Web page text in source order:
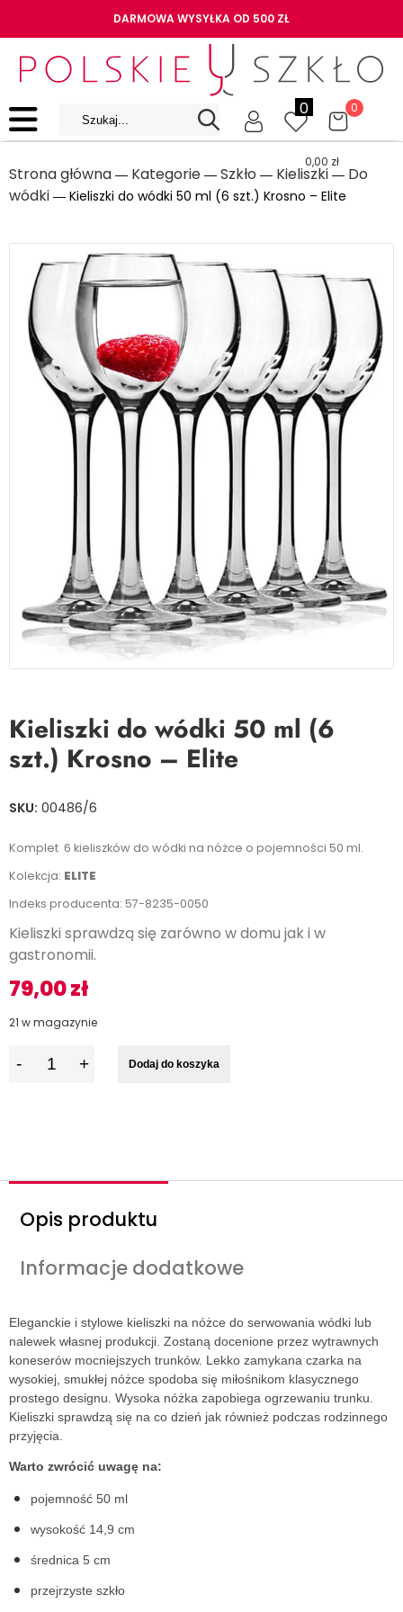
DARMOWA WYSYŁKA OD 500 ZŁ
0 0
0,00 zł
Strona główna ― Kategorie ― Szkło ― Kieliszki ― Do
wódki ― Kieliszki do wódki 50 ml (6 szt.) Krosno – Elite
Kieliszki do wódki 50 ml (6
szt.) Krosno – Elite
SKU: 00486/6
Komplet 6 kieliszków do wódki na nóżce o pojemności 50 ml.
Kolekcja: ELITE
Indeks producenta: 57-8235-0050
Kieliszki sprawdzą się zarówno w domu jak i w
gastronomii.
79,00zł
21 w magazynie
Dodaj do koszyka
Opis produktu
Informacje dodatkowe
Eleganckie i stylowe kieliszki na nóżce do serwowania wódki lub
nalewek własnej produkcji. Zostaną docenione przez wytrawnych
koneserów mocniejszych trunków. Lekko zamykana czarka na
wysokiej, smukłej nóżce spodoba się miłośnikom klasycznego
prostego designu. Wysoka nóżka zapobiega ogrzewaniu trunku.
Kieliszki sprawdzą się na co dzień jak również podczas rodzinnego
przyjęcia.
Warto zwrócić uwagę na:
pojemność 50 ml
wysokość 14,9 cm
średnica 5 cm
przejrzyste szkło